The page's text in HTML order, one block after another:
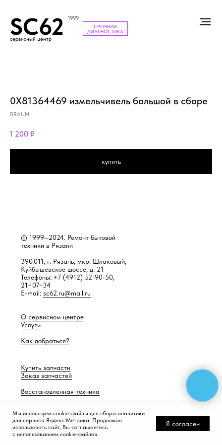
SC62 1999
сервисный центр
СРОЧНАЯ
ДИАГНОСТИКА
0X81364469 измельчивель большой в сборе
BRAUN
1 200 ₽
купить
Разработка сайта —Работает само
© 1999—2024. Ремонт бытовой
техники в Рязани
390 011, г. Рязань, мкр. Шлаковый,
Куйбышевское шоссе, д. 21
Телефоны: +7 (4912) 52-90-50,
21−07−34
E-mail: sc62.ru@mail.ru
О сервисном центре
Услуги
Как добраться?
Купить запчасти
Заказ запчастей
Восстановленная техника
Мы используем cookie-файлы для сбора аналитики
для сервиса Яндекс.Метрика. Продолжая
использовать сайт, Вы соглашаетесь
с использованием cookie-файлов.
Я согласен